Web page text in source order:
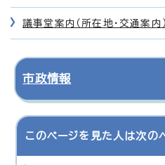
議事堂案内（所在地・交通案内）
市政情報
このページを見た人は次の